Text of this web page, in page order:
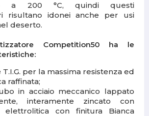
a 200 °C, quindi questi
risultano idonei anche per usi
deserto.
Competition50 ha le
per la massima resistenza ed
raffinata;
in acciaio meccanico lappato
interamente zincato con
elettrolitica con finitura Bianca